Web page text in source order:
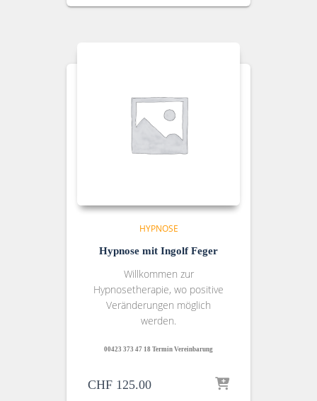
HYPNOSE
Hypnose mit Ingolf Feger
Willkommen zur
Hypnosetherapie, wo positive
Veränderungen möglich
werden.
00423 373 47 18 Termin Vereinbarung
CHF 125.00